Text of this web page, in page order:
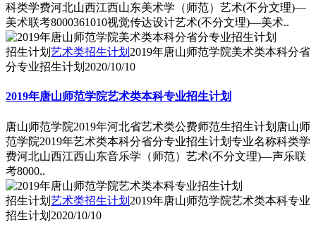
科类学费河北山西江西山东美术学（师范）艺术(不分文理)―
美术联考8000361010视觉传达设计艺术(不分文理)―美术..
招生计划 艺术类招生计划 2019年唐山师范学院美术类本科分省
分专业招生计划 2020/10/10
2019年唐山师范学院艺术类本科专业招生计划
唐山师范学院2019年河北省艺术类公费师范生招生计划唐山师
范学院2019年艺术类本科分省分专业招生计划专业名称科类学
费河北山西江西山东音乐学（师范）艺术(不分文理)―声乐联
考8000..
招生计划 艺术类招生计划 2019年唐山师范学院艺术类本科专业
招生计划 2020/10/10